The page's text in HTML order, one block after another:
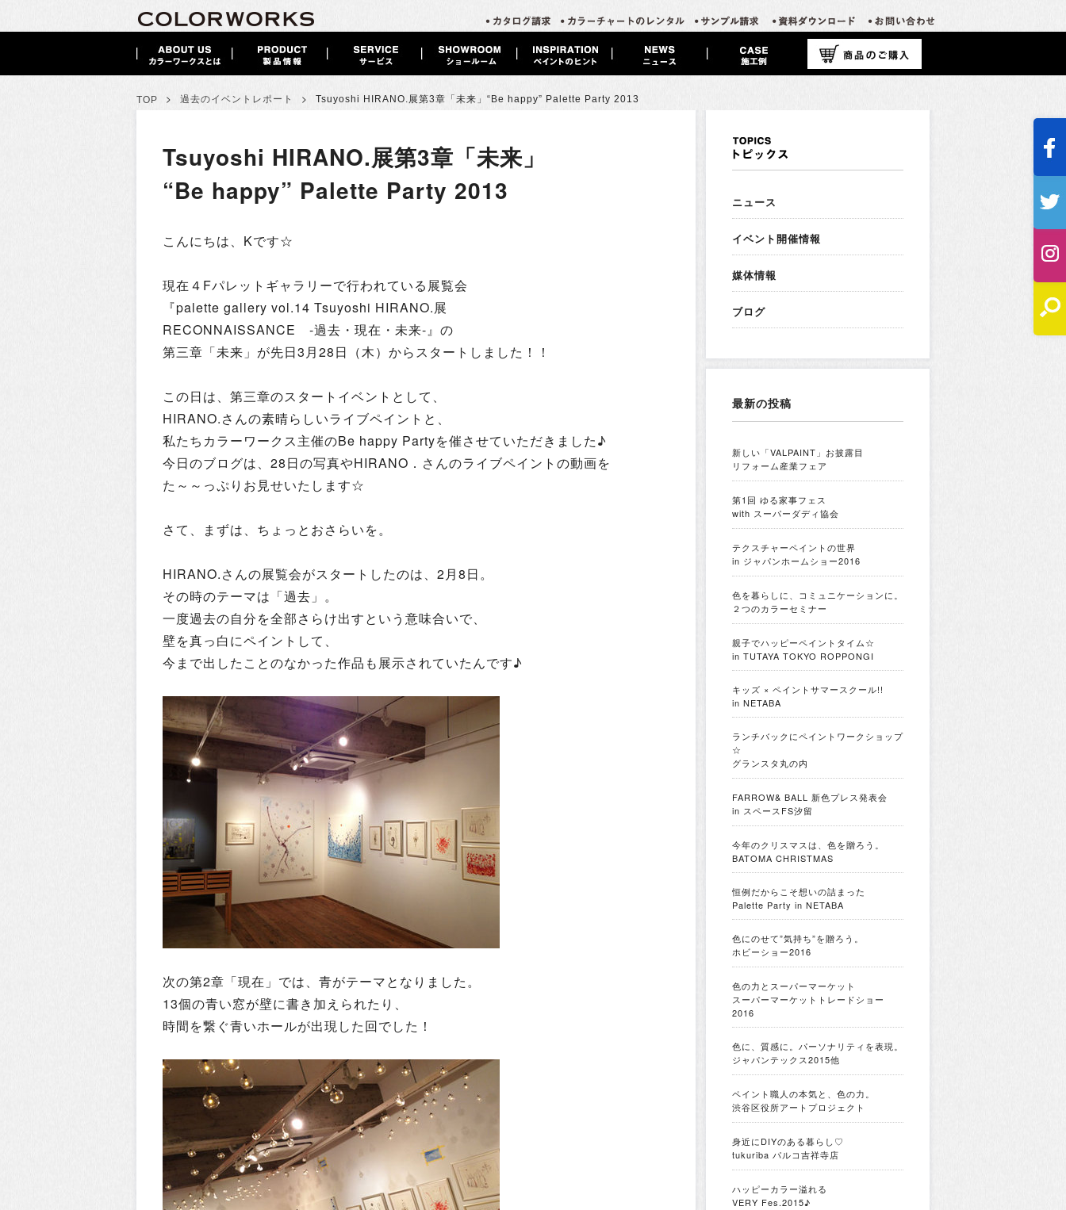
TOP > 過去のイベントレポート > Tsuyoshi HIRANO.展第3章「未来」 “Be happy” Palette Party 2013
Tsuyoshi HIRANO.展第3章「未来」
“Be happy” Palette Party 2013
こんにちは、Kです☆
現在４Fパレットギャラリーで行われている展覧会
『palette gallery vol.14 Tsuyoshi HIRANO.展
RECONNAISSANCE -過去・現在・未来-』の
第三章「未来」が先日3月28日（木）からスタートしました！！
この日は、第三章のスタートイベントとして、
HIRANO.さんの素晴らしいライブペイントと、
私たちカラーワークス主催のBe happy Partyを催させていただきました♪
今日のブログは、28日の写真やHIRANO．さんのライブペイントの動画を
た～～っぷりお見せいたします☆
さて、まずは、ちょっとおさらいを。
HIRANO.さんの展覧会がスタートしたのは、2月8日。
その時のテーマは「過去」。
一度過去の自分を全部さらけ出すという意味合いで、
壁を真っ白にペイントして、
今まで出したことのなかった作品も展示されていたんです♪
次の第2章「現在」では、青がテーマとなりました。
13個の青い窓が壁に書き加えられたり、
時間を繋ぐ青いホールが出現した回でした！
ニュース
イベント開催情報
媒体情報
ブログ
最新の投稿
新しい「VALPAINT」お披露目
リフォーム産業フェア
第1回 ゆる家事フェス
with スーパーダディ協会
テクスチャーペイントの世界
in ジャパンホームショー2016
色を暮らしに、コミュニケーションに。
２つのカラーセミナー
親子でハッピーペイントタイム☆
in TUTAYA TOKYO ROPPONGI
キッズ × ペイントサマースクール!!
in NETABA
ランチバックにペイントワークショップ
☆
グランスタ丸の内
FARROW& BALL 新色プレス発表会
in スペースFS汐留
今年のクリスマスは、色を贈ろう。
BATOMA CHRISTMAS
恒例だからこそ想いの詰まった
Palette Party in NETABA
色にのせて”気持ち”を贈ろう。
ホビーショー2016
色の力とスーパーマーケット
スーパーマーケットトレードショー
2016
色に、質感に。パーソナリティを表現。
ジャパンテックス2015他
ペイント職人の本気と、色の力。
渋谷区役所アートプロジェクト
身近にDIYのある暮らし♡
tukuriba パルコ吉祥寺店
ハッピーカラー溢れる
VERY Fes.2015♪